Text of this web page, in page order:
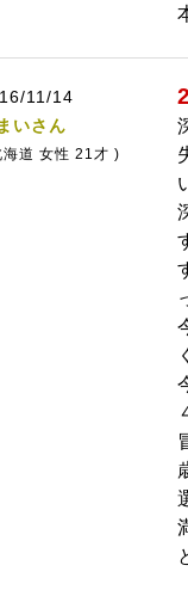
11/14
いさん
海道 女性 21才 )